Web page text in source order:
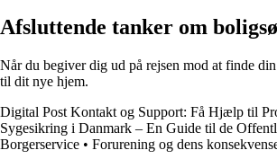
Afsluttende tanker om
Når du begiver dig ud på rejsen mod at finde
til dit nye hjem.
Digital Post Kontakt og Support: Få Hjælp til
Sygesikring i Danmark – En Guide til de
Borgerservice • Forurening og dens